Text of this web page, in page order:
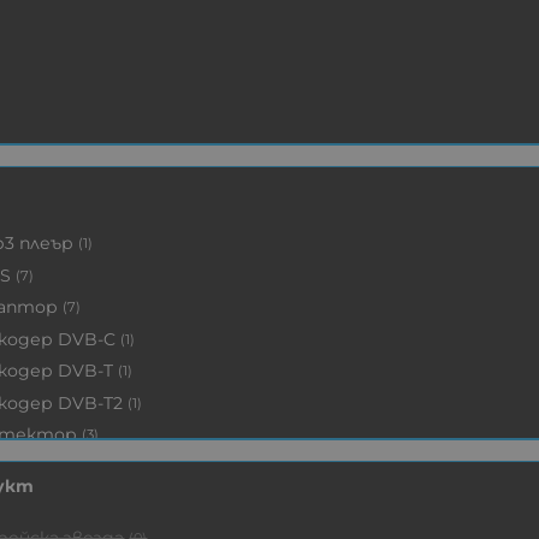
плеър (1)
(7)
(7)
DVB-C (1)
DVB-T (1)
DVB-T2 (1)
(3)
Li батерии (2)
Li-ion батерии
оловни батерии